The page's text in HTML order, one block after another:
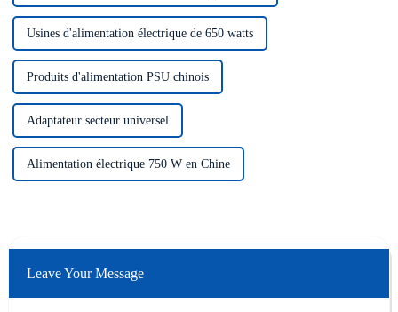
Usines d'alimentation électrique de 650 watts
Produits d'alimentation PSU chinois
Adaptateur secteur universel
Alimentation électrique 750 W en Chine
Leave Your Message